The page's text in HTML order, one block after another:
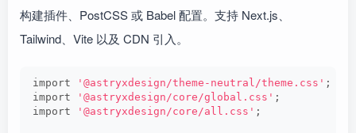
构建插件、PostCSS 或 Babel 配置。支持 Next.js、
Tailwind、Vite 以及 CDN 引入。
import '@astryxdesign/theme-neutral/theme.css' ;
import
'@astryxdesign/core/global.css' ;
import
'@astryxdesign/core/all.css' ;